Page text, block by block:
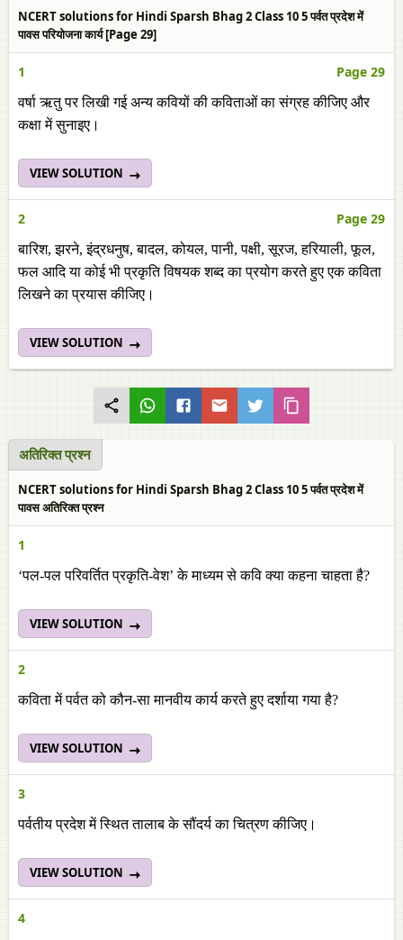
NCERT solutions for Hindi Sparsh Bhag 2 Class 10 5 पर्वत प्रदेश में
पावस परियोजना कार्य [Page 29]
1 Page 29
वर्षा ऋतु पर लिखी गई अन्य कवियों की कविताओं का संग्रह कीजिए और
कक्षा में सुनाइए।
VIEW SOLUTION
2 Page 29
बारिश, झरने, इंद्रधनुष, बादल, कोयल, पानी, पक्षी, सूरज, हरियाली, फूल,
फल आदि या कोई भी प्रकृति विषयक शब्द का प्रयोग करते हुए एक कविता
लिखने का प्रयास कीजिए।
VIEW SOLUTION
अतिरिक्त प्रश्न
NCERT solutions for Hindi Sparsh Bhag 2 Class 10 5 पर्वत प्रदेश में
पावस अतिरिक्त प्रश्न
1
‘पल-पल परिवर्तित प्रकृति-वेश’ के माध्यम से कवि क्या कहना चाहता है?
VIEW SOLUTION
2
कविता में पर्वत को कौन-सा मानवीय कार्य करते हुए दर्शाया गया है?
VIEW SOLUTION
3
पर्वतीय प्रदेश में स्थित तालाब के सौंदर्य का चित्रण कीजिए।
VIEW SOLUTION
4